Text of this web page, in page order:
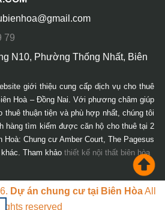
79
N10, Phường Thống Nhất, Biên
giới thiệu cung cấp dịch vụ cho thuê
Hoà – Đồng Nai. Với phương châm giúp
thuê thuận tiện và phù hợp nhất, chúng tôi
hàng tìm kiếm được căn hộ cho thuê tại 2
Chung cư Amber Court, The Pagesus
Tham khảo thiết kế nội thất biên hòa
Dự án chung cư tại Biên HòaAll
rights reserved